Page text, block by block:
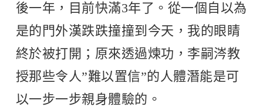
後一年，目前快滿3年了。從一個自以為
是的門外漢跌跌撞撞到今天，我的眼睛
終於被打開；原來透過煉功，李嗣涔教
授那些令人”難以置信”的人體潛能是可
以一步一步親身體驗的。